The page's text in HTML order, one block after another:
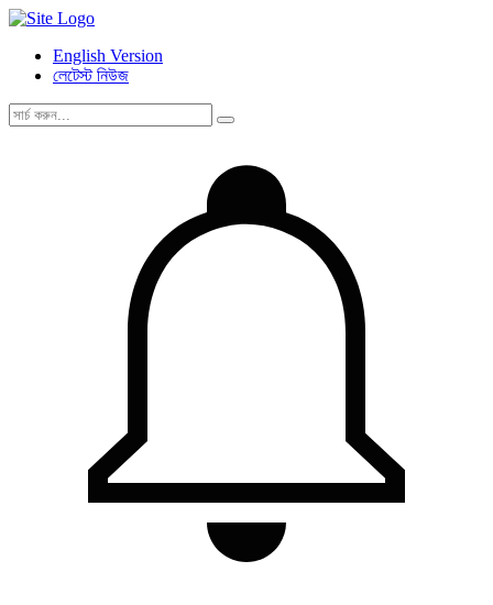
English Version
লেটেস্ট নিউজ